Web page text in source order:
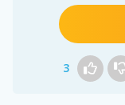
3